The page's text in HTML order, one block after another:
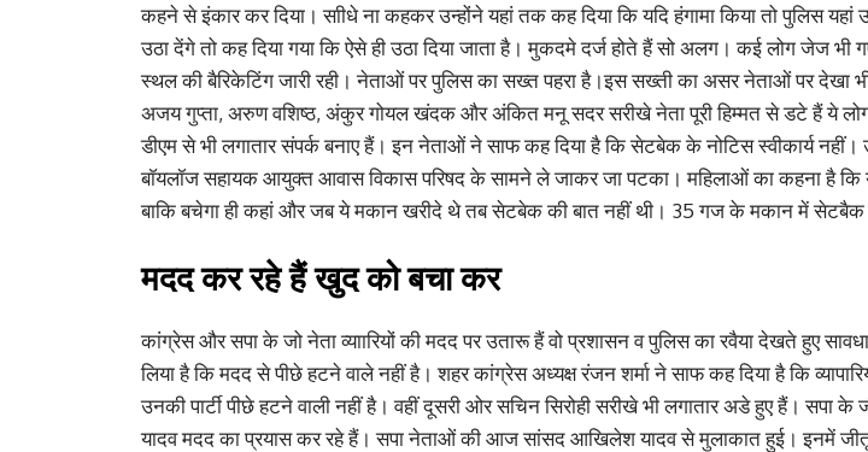
कहने से इंकार कर दिया। साीधे ना कहकर उन्होंने यहां तक कह दिया कि यदि हंगामा किया तो पुलिस यहां
उठा देंगे तो कह दिया गया कि ऐसे ही उठा दिया जाता है। मुकदमे दर्ज होते हैं सो अलग। कई लोग जेज भी
स्थल की बैरिकेटिंग जारी रही। नेताओं पर पुलिस का सख्त पहरा है।इस सख्ती का असर नेताओं पर देखा
अजय गुप्ता, अरुण वशिष्ठ, अंकुर गोयल खंदक और अंकित मनू सदर सरीखे नेता पूरी हिम्मत से डटे हैं ये
डीएम से भी लगातार संपर्क बनाए हैं। इन नेताओं ने साफ कह दिया है कि सेटबेक के नोटिस स्वीकार्य नहीं।
बाॅयलॉज सहायक आयुक्त आवास विकास परिषद के सामने ले जाकर जा पटका। महिलाओं का कहना है कि
बाकि बचेगा ही कहां और जब ये मकान खरीदे थे तब सेटबेक की बात नहीं थी। 35 गज के मकान में
मदद कर रहे हैं खुद को बचा कर
कांग्रेस और सपा के जो नेता व्याारियों की मदद पर उतारू हैं वो प्रशासन व पुलिस का रवैया देखते हुए
लिया है कि मदद से पीछे हटने वाले नहीं है। शहर कांग्रेस अध्यक्ष रंजन शर्मा ने साफ कह दिया है कि
उनकी पार्टी पीछे हटने वाली नहीं है। वहीं दूसरी ओर सचिन सिरोही सरीखे भी लगातार अडे हुए हैं। सपा के
यादव मदद का प्रयास कर रहे हैं। सपा नेताओं की आज सांसद आखिलेश यादव से मुलाकात हुई। इनमें जीतू